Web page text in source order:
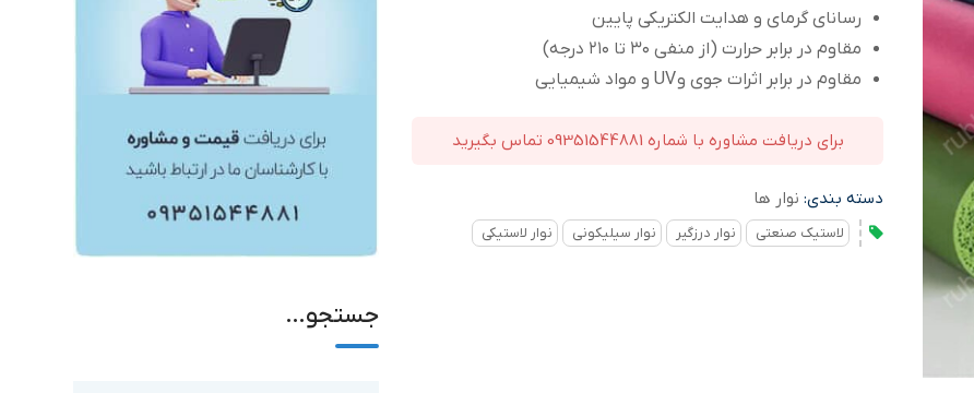
رسانای گرمای و هدایت الکتریکی پایین
مقاوم در برابر حرارت (از منفی ۳۰ تا ۲۱۰ درجه)
مقاوم در برابر اثرات جوی و UV و مواد شیمیایی
برای دریافت مشاوره با شماره 09351544881 تماس بگیرید
دسته بندی: نوار ها
لاستیک صنعتی نوار درزگیر نوار سیلیکونی نوار لاستیکی
جستجو…